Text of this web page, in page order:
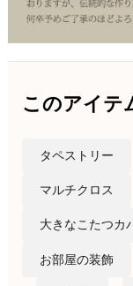
このアイテ
タペストリー
マルチクロス
大きなこたつカ
お部屋の装飾